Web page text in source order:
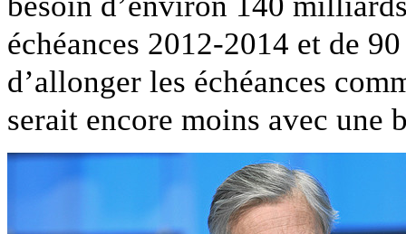
échéances 2012-2014 et de
d’allonger les échéances
serait encore moins avec une